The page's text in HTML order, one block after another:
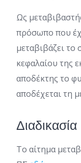
Ως
πρόσωπο που
μεταβιβάζει
κεφαλαίου της
αποδέκτης το
αποδέχεται τη
Το αίτημα